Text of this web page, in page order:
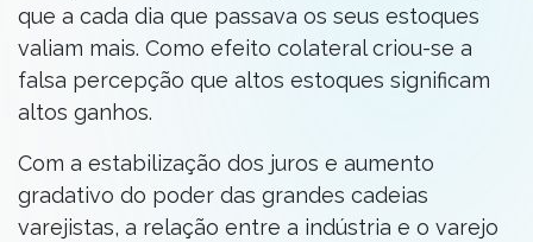
que a cada dia que passava os seus estoques
valiam mais. Como efeito colateral criou-se a
falsa percepção que altos estoques significam
altos ganhos.
Com a estabilização dos juros e aumento
gradativo do poder das grandes cadeias
varejistas, a relação entre a indústria e o varejo